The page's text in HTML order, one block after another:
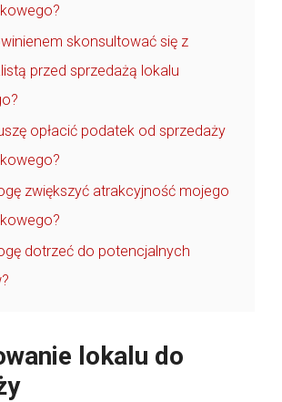
skonsultować się z
przed sprzedażą lokalu
opłacić podatek od sprzedaży
zwiększyć atrakcyjność mojego
dotrzeć do potencjalnych
lokalu do